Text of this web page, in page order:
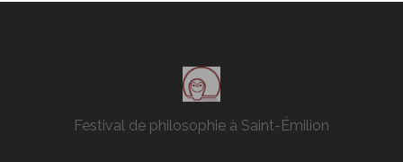
Festival de philosophie à Saint-Émilion